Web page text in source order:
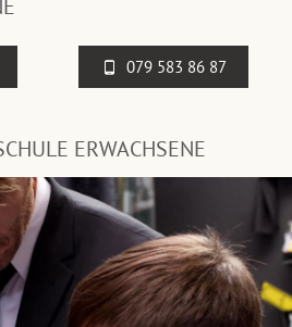
079 583 86 87
ERWACHSENE